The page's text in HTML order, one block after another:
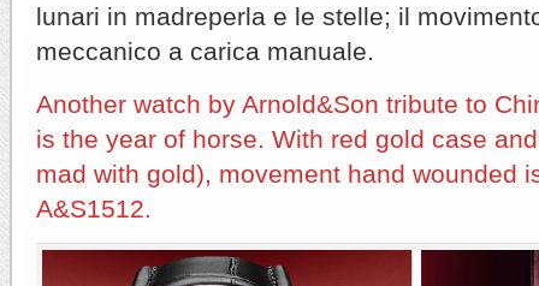
lunari in madreperla e le stelle; il
meccanico a carica manuale.
Another watch by Arnold&Son tribute to
is the year of horse. With red gold case
mad with gold), movement hand wounded
A&S1512.